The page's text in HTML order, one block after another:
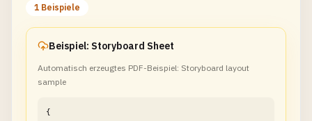
1 Beispiele
Beispiel: Storyboard Sheet
Automatisch erzeugtes PDF-Beispiel: Storyboard layout
sample
{